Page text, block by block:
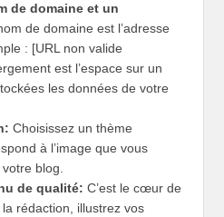
de domaine et un
de domaine est l’adresse
: [URL non valide
est l’espace sur un
les données de votre
Choisissez un thème
à l’image que vous
blog.
de qualité: C’est le cœur de
rédaction, illustrez vos